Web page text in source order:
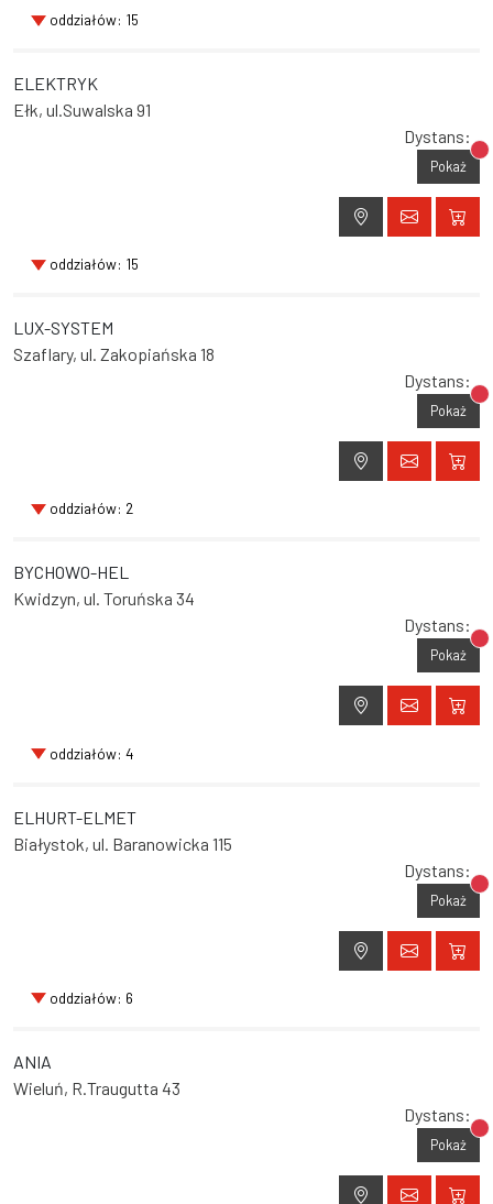
oddziałów: 15
ELEKTRYK
Ełk, ul.Suwalska 91
Dystans:
Pokaż
oddziałów: 15
LUX-SYSTEM
Szaflary, ul. Zakopiańska 18
Dystans:
Pokaż
oddziałów: 2
BYCHOWO-HEL
Kwidzyn, ul. Toruńska 34
Dystans:
Pokaż
oddziałów: 4
ELHURT-ELMET
Białystok, ul. Baranowicka 115
Dystans:
Pokaż
oddziałów: 6
ANIA
Wieluń, R.Traugutta 43
Dystans:
Pokaż